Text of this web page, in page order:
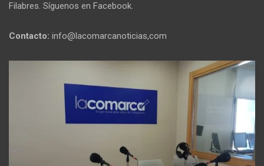
Filabres. Síguenos en Facebook.
Contacto: info@lacomarcanoticias,com